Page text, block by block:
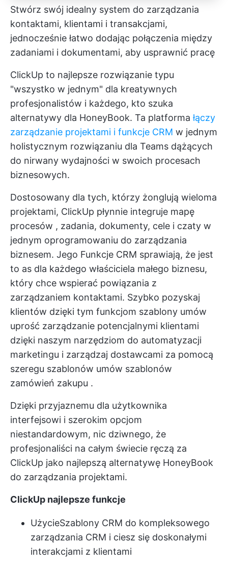
Stwórz swój idealny system do zarządzania
kontaktami, klientami i transakcjami,
jednocześnie łatwo dodając połączenia między
zadaniami i dokumentami, aby usprawnić pracę
ClickUp to najlepsze rozwiązanie typu
"wszystko w jednym" dla kreatywnych
profesjonalistów i każdego, kto szuka
alternatywy dla HoneyBook. Ta platforma łączy
zarządzanie projektami i funkcje CRM w jednym
holistycznym rozwiązaniu dla Teams dążących
do nirwany wydajności w swoich procesach
biznesowych.
Dostosowany dla tych, którzy żonglują wieloma
projektami, ClickUp płynnie integruje mapę
procesów , zadania, dokumenty, cele i czaty w
jednym oprogramowaniu do zarządzania
biznesem. Jego Funkcje CRM sprawiają, że jest
to as dla każdego właściciela małego biznesu,
który chce wspierać powiązania z
zarządzaniem kontaktami. Szybko pozyskaj
klientów dzięki tym funkcjom szablony umów
uprość zarządzanie potencjalnymi klientami
dzięki naszym narzędziom do automatyzacji
marketingu i zarządzaj dostawcami za pomocą
szeregu szablonów umów szablonów
zamówień zakupu .
Dzięki przyjaznemu dla użytkownika
interfejsowi i szerokim opcjom
niestandardowym, nic dziwnego, że
profesjonaliści na całym świecie ręczą za
ClickUp jako najlepszą alternatywę HoneyBook
do zarządzania projektami.
ClickUp najlepsze funkcje
UżycieSzablony CRM do kompleksowego
zarządzania CRM i ciesz się doskonałymi
interakcjami z klientami